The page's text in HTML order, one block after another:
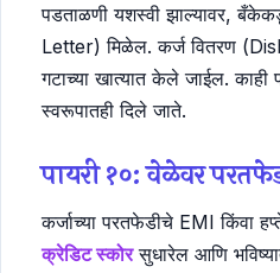
पडताळणी यशस्वी झाल्यावर,
Letter) मिळेल. कर्ज वितरण
गटाच्या खात्यात केले जाईल. काही
स्वरूपातही दिले जाते.
पायरी १०: वेळेवर
कर्जाच्या परतफेडीचे EMI किंवा
क्रेडिट स्कोरसुधारेल आणि